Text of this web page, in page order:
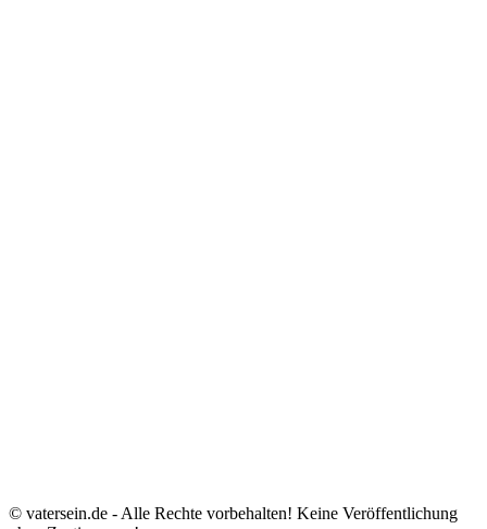
© vatersein.de - Alle Rechte vorbehalten! Keine Veröffentlichung